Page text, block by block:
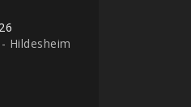
Hildesheim